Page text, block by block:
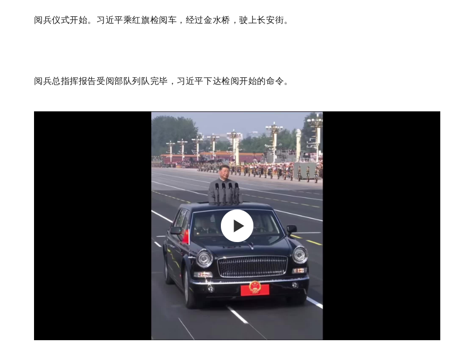
阅兵仪式开始。习近平乘红旗检阅车，经过金水桥，驶上长安街。
阅兵总指挥报告受阅部队列队完毕，习近平下达检阅开始的命令。